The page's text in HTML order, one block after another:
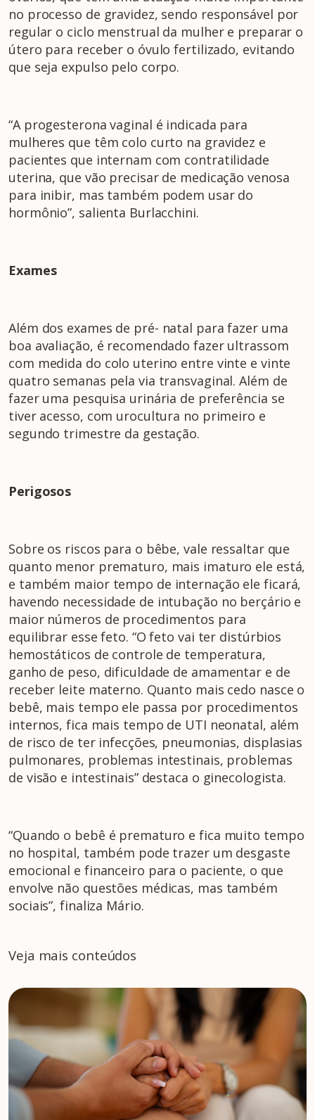
no processo de gravidez, sendo responsável por
regular o ciclo menstrual da mulher e preparar o
útero para receber o óvulo fertilizado, evitando
que seja expulso pelo corpo.
“A progesterona vaginal é indicada para
mulheres que têm colo curto na gravidez e
pacientes que internam com contratilidade
uterina, que vão precisar de medicação venosa
para inibir, mas também podem usar do
hormônio”, salienta Burlacchini.
Exames
Além dos exames de pré- natal para fazer uma
boa avaliação, é recomendado fazer ultrassom
com medida do colo uterino entre vinte e vinte
quatro semanas pela via transvaginal. Além de
fazer uma pesquisa urinária de preferência se
tiver acesso, com urocultura no primeiro e
segundo trimestre da gestação.
Perigosos
Sobre os riscos para o bêbe, vale ressaltar que
quanto menor prematuro, mais imaturo ele está,
e também maior tempo de internação ele ficará,
havendo necessidade de intubação no berçário e
maior números de procedimentos para
equilibrar esse feto. “O feto vai ter distúrbios
hemostáticos de controle de temperatura,
ganho de peso, dificuldade de amamentar e de
receber leite materno. Quanto mais cedo nasce o
bebê, mais tempo ele passa por procedimentos
internos, fica mais tempo de UTI neonatal, além
de risco de ter infecções, pneumonias, displasias
pulmonares, problemas intestinais, problemas
de visão e intestinais” destaca o ginecologista.
“Quando o bebê é prematuro e fica muito tempo
no hospital, também pode trazer um desgaste
emocional e financeiro para o paciente, o que
envolve não questões médicas, mas também
sociais”, finaliza Mário.
Veja mais conteúdos